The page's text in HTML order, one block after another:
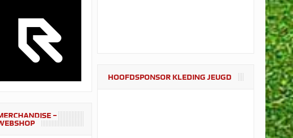
International Cup was een groot succes
13-06-26
penaltybokaal komt er weer aan!
–
HOOFDSPONSOR KLEDING JEUGD